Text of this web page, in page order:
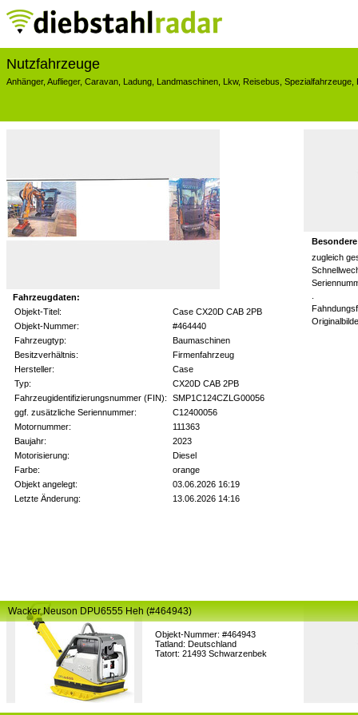
Nutzfahrzeuge
Anhänger, Auflieger, Caravan Ladung Landmaschinen Lkw, Reisebus Spezialfahrzeuge
Fahrzeugdaten:
Objekt-Titel:
Case CX20D CAB 2PB
Objekt-Nummer:
#464440
Fahrzeugtyp:
Baumaschinen
Besitzverhältnis:
Firmenfahrzeug
Hersteller:
Case
Typ:
CX20D CAB 2PB
Fahrzeugidentifizierungsnummer (FIN):
SMP1C124CZLG00056
ggf. zusätzliche Seriennummer:
C12400056
Motornummer:
111363
Baujahr:
2023
Motorisierung:
Diesel
Farbe:
orange
Objekt angelegt:
03.06.2026 16:19
Letzte Änderung:
13.06.2026 14:16
zugleich
Objekt-Nummer: #464943
Tatland: Deutschland
Tatort: 21493 Schwarzenbek
Wacker Neuson DPU6555 Heh (#464943)